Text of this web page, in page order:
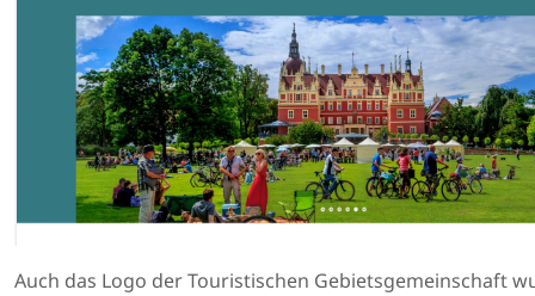
Auch das Logo der Touristischen Gebietsgemeinschaft